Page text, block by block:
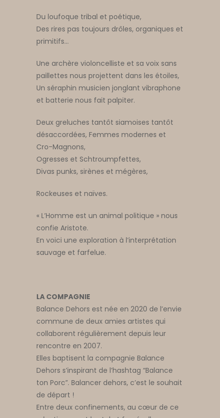
Du loufoque tribal et poétique,
Des rires pas toujours drôles, organiques et
primitifs…
Une archère violoncelliste et sa voix sans
paillettes nous projettent dans les étoiles,
Un séraphin musicien jonglant vibraphone
et batterie nous fait palpiter.
Deux greluches tantôt siamoises tantôt
désaccordées, Femmes modernes et
Cro-Magnons,
Ogresses et Schtroumpfettes,
Divas punks, sirènes et mégères,
Rockeuses et naïves.
« L’Homme est un animal politique » nous
confie Aristote.
En voici une exploration à l’interprétation
sauvage et farfelue.
LA COMPAGNIE
Balance Dehors est née en 2020 de l’envie
commune de deux amies artistes qui
collaborent régulièrement depuis leur
rencontre en 2007.
Elles baptisent la compagnie Balance
Dehors s’inspirant de l’hashtag “Balance
ton Porc”. Balancer dehors, c’est le souhait
de départ !
Entre deux confinements, au cœur de ce